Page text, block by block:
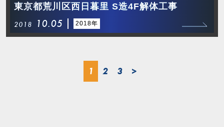
東京都荒川区西日暮里 S造4F解体工事
2018 10.05 2018年
1 2 3 >